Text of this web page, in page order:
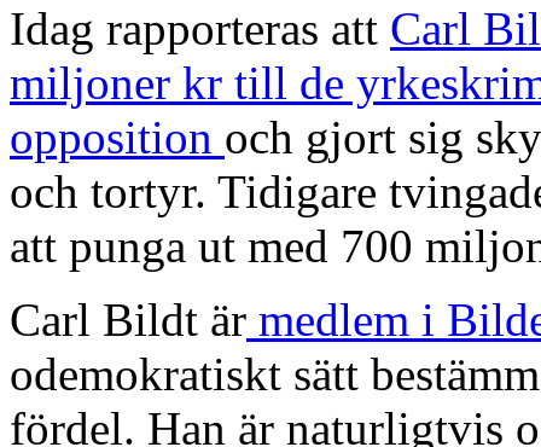
Idag rapporteras att Carl
miljoner kr till de
opposition och gjort sig
och tortyr. Tidigare
att punga ut med 700
Carl Bildt är medlem i
odemokratiskt sätt
fördel. Han är naturligtvis